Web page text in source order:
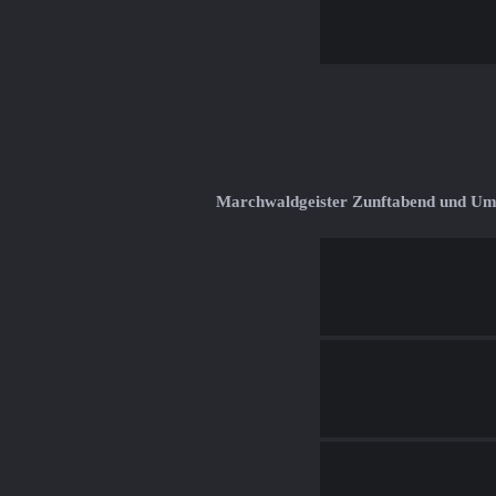
Marchwaldgeister Zunftabend und